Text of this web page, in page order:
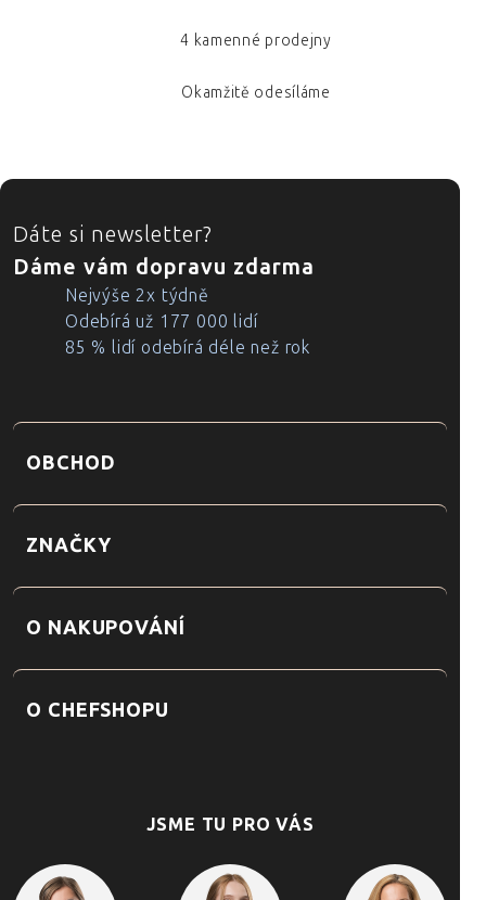
4 kamenné prodejny
Okamžitě odesíláme
ZÁPATÍ
Dáte si newsletter?
Dáme vám dopravu zdarma
Nejvýše 2x týdně
Odebírá už 177 000 lidí
85 % lidí odebírá déle než rok
OBCHOD
ZNAČKY
O NAKUPOVÁNÍ
O CHEFSHOPU
JSME TU PRO VÁS